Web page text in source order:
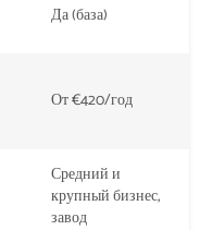
Да (база)
От €420/год
Средний и
крупный бизнес,
завод